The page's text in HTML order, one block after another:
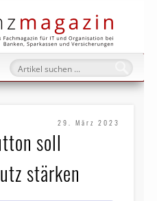
29. März 2023
soll
stärken